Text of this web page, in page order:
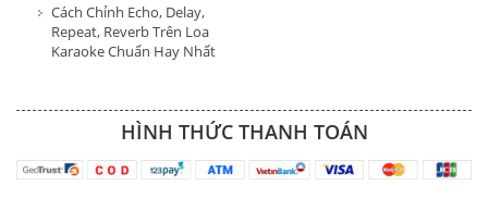
Cách Chỉnh Echo, Delay,
Repeat, Reverb Trên Loa
Karaoke Chuẩn Hay Nhất
HÌNH THỨC THANH TOÁN